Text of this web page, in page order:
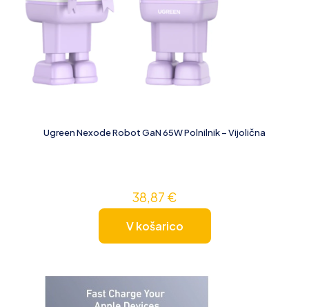
Ugreen Nexode Robot GaN 65W Polnilnik – Vijolična
38,87 €
V košarico